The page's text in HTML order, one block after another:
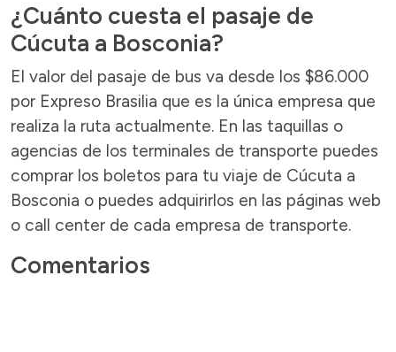
¿Cuánto cuesta el pasaje de
Cúcuta a Bosconia?
El valor del pasaje de bus va desde los $86.000
por Expreso Brasilia que es la única empresa que
realiza la ruta actualmente. En las taquillas o
agencias de los terminales de transporte puedes
comprar los boletos para tu viaje de Cúcuta a
Bosconia o puedes adquirirlos en las páginas web
o call center de cada empresa de transporte.
Comentarios